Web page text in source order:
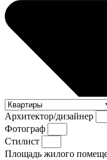
Архитектор/дизайнер
Фотограф
Стилист
Площадь жилого